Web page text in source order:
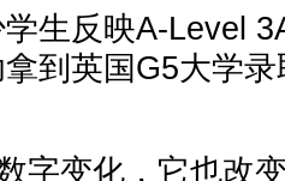
生反映A-Level
到英国G5大学
字变化，它也改